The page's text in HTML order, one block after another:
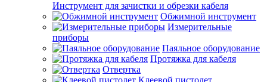
Инструмент для зачистки и обрезки кабеля
Обжимной инструмент
Измерительные
приборы
Паяльное оборудование
Протяжка для кабеля
Отвертка
Клеевой пистолет